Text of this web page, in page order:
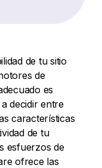
de tu sitio
de
es
decidir entre
características
de tu
esfuerzos de
ofrece las